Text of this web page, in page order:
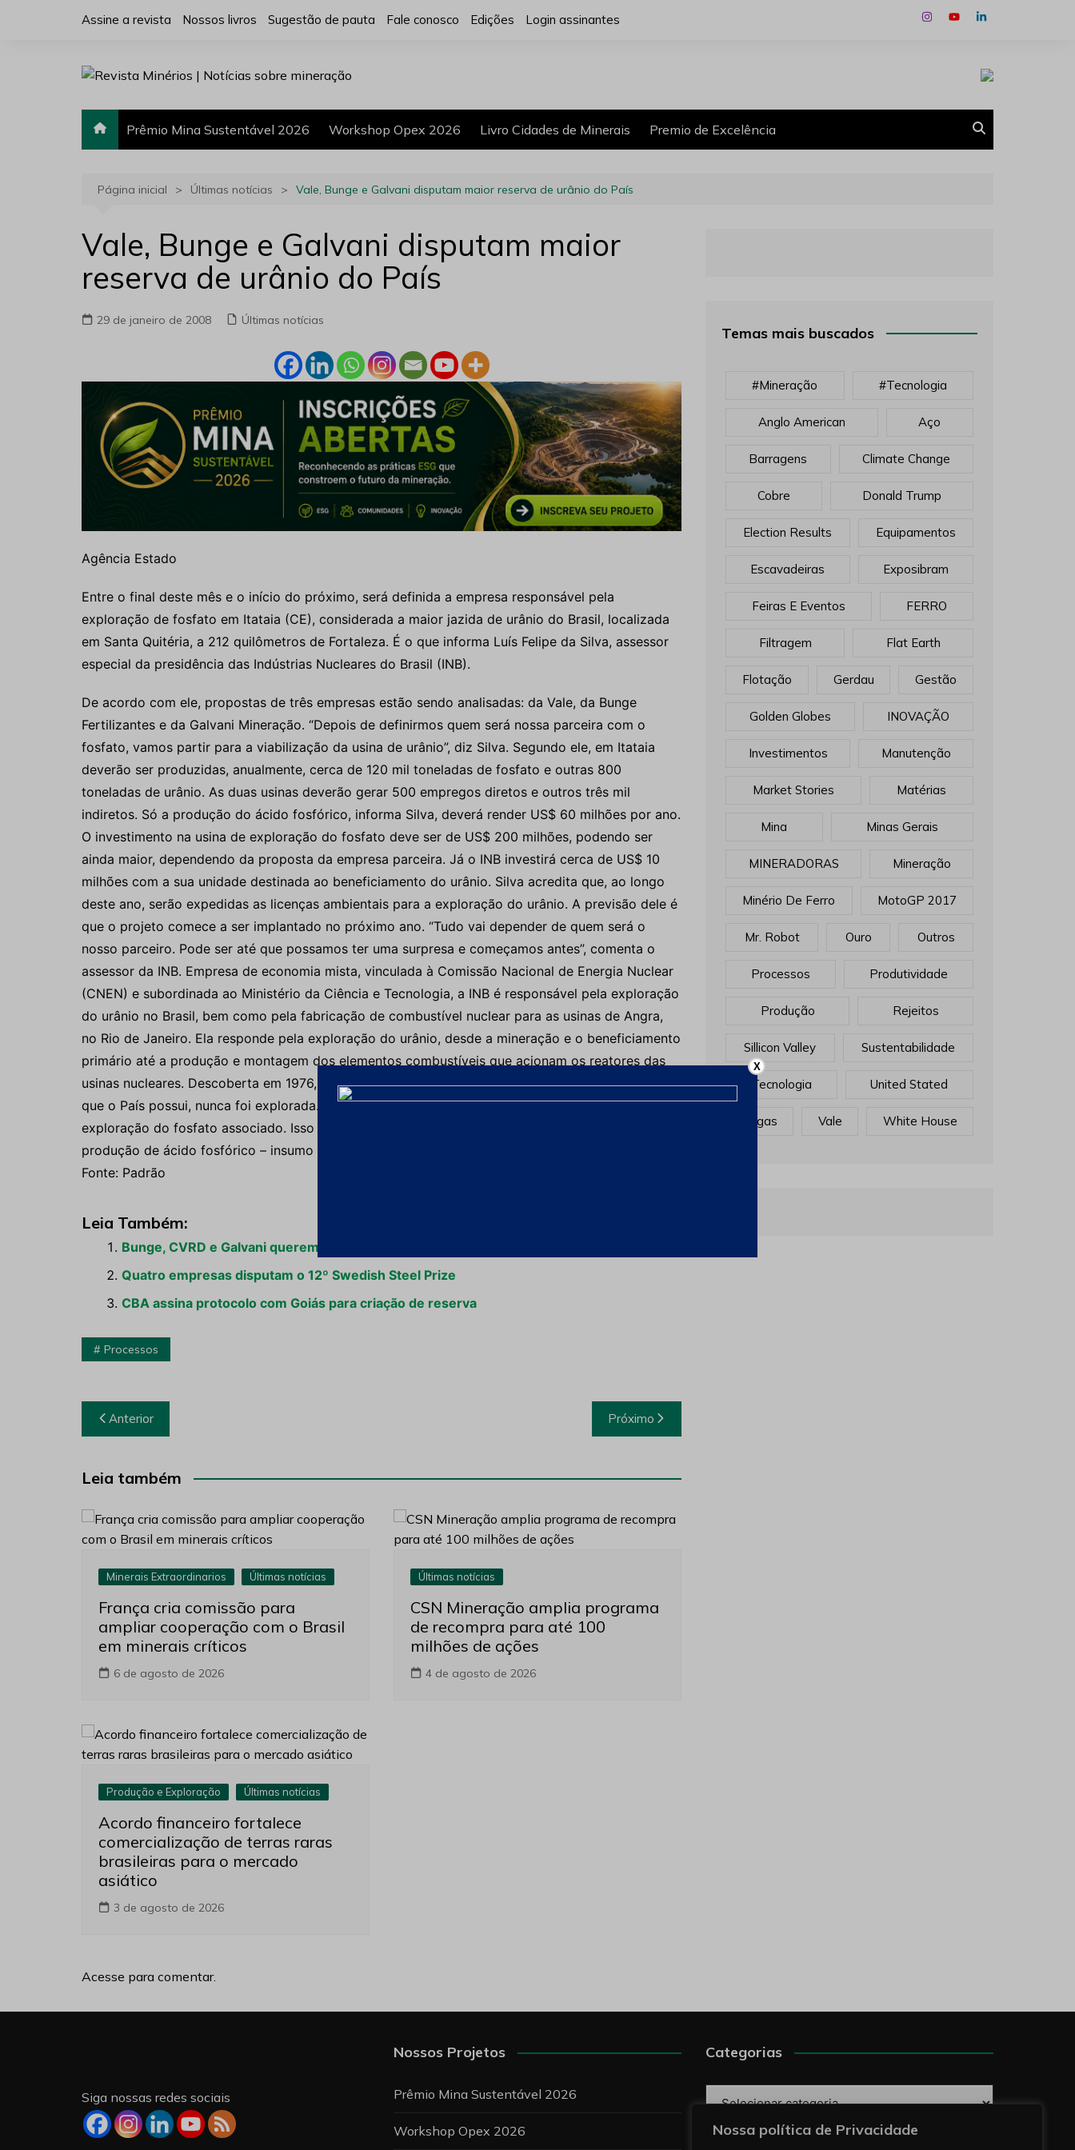
Nossa política de Privacidade
Assine a revista Nossos livros Sugestão de pauta Fale conosco Edições Login assinantes
Prêmio Mina Sustentável 2026 Workshop Opex 2026 Livro Cidades de Minerais Premio de Excelência
Página inicial Últimas notícias Vale, Bunge e Galvani disputam maior reserva de urânio do País
Vale, Bunge e Galvani disputam maior
reserva de urânio do País
29 de janeiro de 2008 Últimas notícias
Agência Estado
Entre o final deste mês e o início do próximo, será definida a empresa responsável pela
exploração de fosfato em Itataia (CE), considerada a maior jazida de urânio do Brasil, localizada
em Santa Quitéria, a 212 quilômetros de Fortaleza. É o que informa Luís Felipe da Silva, assessor
especial da presidência das Indústrias Nucleares do Brasil (INB).
De acordo com ele, propostas de três empresas estão sendo analisadas: da Vale, da Bunge
Fertilizantes e da Galvani Mineração. “Depois de definirmos quem será nossa parceira com o
fosfato, vamos partir para a viabilização da usina de urânio”, diz Silva. Segundo ele, em Itataia
deverão ser produzidas, anualmente, cerca de 120 mil toneladas de fosfato e outras 800
toneladas de urânio. As duas usinas deverão gerar 500 empregos diretos e outros três mil
indiretos. Só a produção do ácido fosfórico, informa Silva, deverá render US$ 60 milhões por ano.
O investimento na usina de exploração do fosfato deve ser de US$ 200 milhões, podendo ser
ainda maior, dependendo da proposta da empresa parceira. Já o INB investirá cerca de US$ 10
milhões com a sua unidade destinada ao beneficiamento do urânio. Silva acredita que, ao longo
deste ano, serão expedidas as licenças ambientais para a exploração do urânio. A previsão dele é
que o projeto comece a ser implantado no próximo ano. “Tudo vai depender de quem será o
nosso parceiro. Pode ser até que possamos ter uma surpresa e começamos antes”, comenta o
assessor da INB. Empresa de economia mista, vinculada à Comissão Nacional de Energia Nuclear
(CNEN) e subordinada ao Ministério da Ciência e Tecnologia, a INB é responsável pela exploração
do urânio no Brasil, bem como pela fabricação de combustível nuclear para as usinas de Angra,
no Rio de Janeiro. Ela responde pela exploração do urânio, desde a mineração e o beneficiamento
primário até a produção e montagem dos elementos combustíveis que acionam os reatores das
usinas nucleares. Descoberta em 1976, a jazida de Itataia, apesar de ser a maior reserva de urânio
que o País possui, nunca foi explorada. É que sua viabilidade econômica está atrelada à
exploração do fosfato associado. Isso significa que a extração de urânio está condicionada à
produção de ácido fosfórico – insumo utilizado na produção de fertilizantes.
Fonte: Padrão
Leia Também:
Bunge, CVRD e Galvani querem explorar Santa Quitéria
Quatro empresas disputam o 12º Swedish Steel Prize
CBA assina protocolo com Goiás para criação de reserva
Processos
Navegação
de
Post
Anterior Próximo
Leia também
Minerais Extraordinarios Últimas notícias
França cria comissão para
ampliar cooperação com o Brasil
em minerais críticos
6 de agosto de 2026
Últimas notícias
CSN Mineração amplia programa
de recompra para até 100
milhões de ações
4 de agosto de 2026
Produção e Exploração Últimas notícias
Acordo financeiro fortalece
comercialização de terras raras
brasileiras para o mercado
asiático
3 de agosto de 2026
Acesse para comentar.
Temas mais buscados
#mineração #tecnologia
Anglo American Aço
Barragens Climate Change
Cobre Donald Trump
Election Results Equipamentos
Escavadeiras Exposibram
Feiras E Eventos FERRO
Filtragem Flat Earth
Flotação Gerdau Gestão
Golden Globes INOVAÇÃO
Investimentos Manutenção
Market Stories Matérias
Mina Minas Gerais
MINERADORAS Mineração
Minério De Ferro MotoGP 2017
Mr. Robot Ouro Outros
Processos Produtividade
Produção Rejeitos
Sillicon Valley Sustentabilidade
Tecnologia United Stated
Vagas Vale White House
Siga nossas redes sociais
Nossos Projetos
Prêmio Mina Sustentável 2026
Workshop Opex 2026
Categorias
X